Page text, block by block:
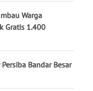
Warga
Gratis 1.400
Bandar Besar